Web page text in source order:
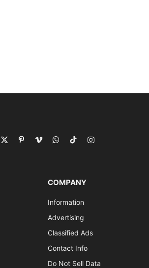
X
PinterestVimeoWhatsApp
TikTokInstagram
COMPANY
Information
Advertising
Classified Ads
Contact Info
Do Not Sell Data